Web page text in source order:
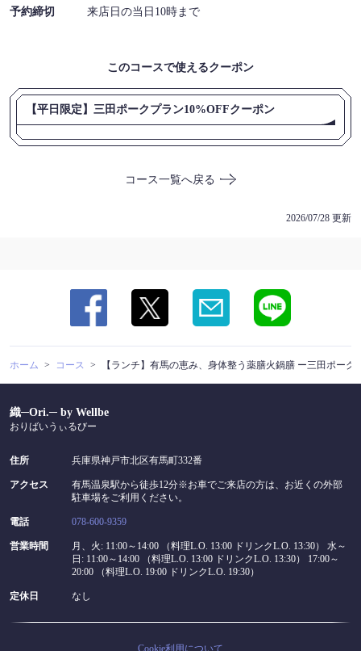
予約締切 来店日の当日10時まで
このコースで使えるクーポン
【平日限定】三田ポークプラン10%OFFクーポン
コース一覧へ戻る
2026/07/28 更新
ホーム コース 【ランチ】有馬の恵み、身体整う薬膳火鍋膳 ー三田ポーク
織─Ori.─ by Wellbe
おりばいうぃるびー
住所 兵庫県神戸市北区有馬町332番
アクセス
有馬温泉駅から徒歩12分※お車でご来店の方は、お近くの外部
駐車場をご利用ください。
電話 078-600-9359
営業時間
月、火: 11:00～14:00 （料理L.O. 13:00 ドリンクL.O. 13:30） 水～
日: 11:00～14:00 （料理L.O. 13:00 ドリンクL.O. 13:30） 17:00～
20:00 （料理L.O. 19:00 ドリンクL.O. 19:30）
定休日 なし